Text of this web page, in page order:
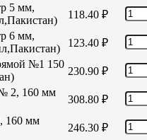
5 мм,
118.40 ₽
6 мм,
123.40 ₽
№1 150
230.90 ₽
2, 160 мм
308.80 ₽
160 мм
246.30 ₽